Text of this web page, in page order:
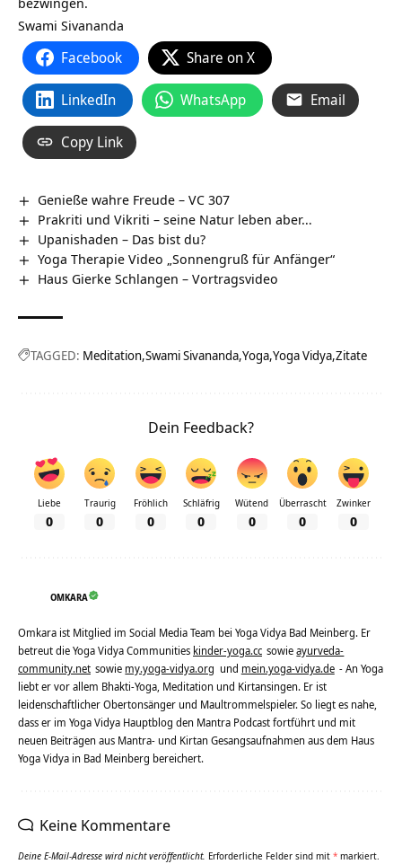
Swami Sivananda
Facebook Share on X
LinkedIn WhatsApp Email
Copy Link
Genieße wahre Freude – VC 307
Prakriti und Vikriti – seine Natur leben aber…
Upanishaden – Das bist du?
Yoga Therapie Video „Sonnengruß für Anfänger“
Haus Gierke Schlangen‏‎ – Vortragsvideo
TAGGED: Meditation Swami Sivananda Yoga Yoga Vidya Zitate
Dein Feedback?
Liebe
0
Traurig
0
Fröhlich
0
Schläfrig
0
Wütend
0
Überrascht
0
Zwinker
0
OMKARA
Omkara ist Mitglied im Social Media Team bei Yoga Vidya Bad Meinberg. Er
betreut die Yoga Vidya Communities kinder-yoga.cc sowieayurveda-
community.net sowie my.yoga-vidya.org und mein.yoga-vidya.de - An Yoga
liebt er vor allem Bhakti-Yoga, Meditation und Kirtansingen. Er ist
leidenschaftlicher Obertonsänger und Maultrommelspieler. So liegt es nahe,
dass er im Yoga Vidya Hauptblog den Mantra Podcast fortführt und mit
neuen Beiträgen aus Mantra- und Kirtan Gesangsaufnahmen aus dem Haus
Yoga Vidya in Bad Meinberg bereichert.
Keine Kommentare
Deine E-Mail-Adresse wird nicht veröffentlicht. Erforderliche Felder sind mit * markiert.